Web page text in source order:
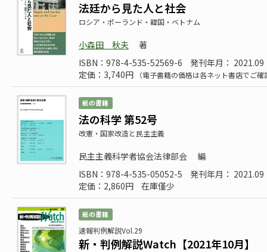
法廷から見た人と社会
ロシア・ポーランド・韓国・ベトナム
小森田 秋夫
著
ISBN：978-4-535-52569-6
発刊年月： 2021.09
定価：3,740円
（電子書籍の価格は各ネット書店でご
紙の書籍
法の科学 第52号
改憲・国家改造と民主主義
民主主義科学者協会法律部会
編
ISBN：978-4-535-05052-5
発刊年月： 2021.09
定価：2,860円
在庫僅少
紙の書籍
速報判例解説Vol.29
新・判例解説Watch【2021年10月】